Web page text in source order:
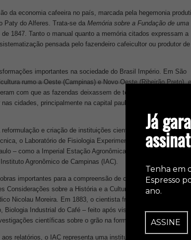
Já
Tenha em
Espresso
ano.
ASSINE
da economia cafeeira no país, marcada pela hegemonia
Paty do Alferes. Trata-se da Memória sobre a Fundação de uma
, de 1847. Tanto o manual quanto a memória citados expressam a
pensada pelo fazendeiro cafeicultor ou produtor de
importantes na sociedade do Brasil Império. Em São
rumo a Oeste (Campinas) e Novo Oeste (Ribeirão Preto), e,
com que as fazendas deixassem de ter a centralidade de
cidades, principalmente na capital paulista, e visitá-las
e criação de instituições científicas no Rio de
o Laboratório de Fisiologia Experimental, o Imperial Instituto
– como a Imperial Estação Agronômica de Campinas, fundada
Agronômico de Campinas (IAC).
importantes para a compreensão de como o café era,
Considerações sobre a História e a Cultura do Cafeeiro e
Nicolau Moreira. Em 1883, o cientista francês Louis Couty
Industrial do Café – feito após visitar dezessete
científicas sobre o grão na forma de artigos e
relatórios, o IAC representa uma instituição que direcionou